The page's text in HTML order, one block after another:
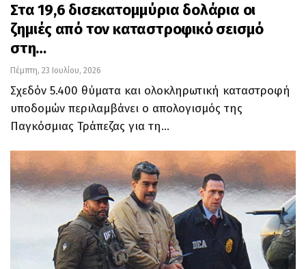
Στα 19,6 δισεκατομμύρια δολάρια οι
ζημιές από τον καταστροφικό σεισμό
στη…
Πέμπτη, 23 Ιουλίου, 2026
Σχεδόν 5.400 θύματα και ολοκληρωτική καταστροφή
υποδομών περιλαμβάνει ο απολογισμός της
Παγκόσμιας Τράπεζας για τη…